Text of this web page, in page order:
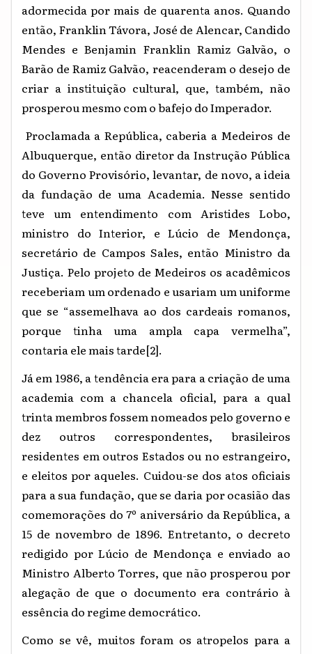
adormecida por mais de quarenta anos. Quando
então, Franklin Távora, José de Alencar, Candido
Mendes e Benjamin Franklin Ramiz Galvão, o
Barão de Ramiz Galvão, reacenderam o desejo de
criar a instituição cultural, que, também, não
prosperou mesmo com o bafejo do Imperador.
Proclamada a República, caberia a Medeiros de
Albuquerque, então diretor da Instrução Pública
do Governo Provisório, levantar, de novo, a ideia
da fundação de uma Academia. Nesse sentido
teve um entendimento com Aristides Lobo,
ministro do Interior, e Lúcio de Mendonça,
secretário de Campos Sales, então Ministro da
Justiça. Pelo projeto de Medeiros os acadêmicos
receberiam um ordenado e usariam um uniforme
que se “assemelhava ao dos cardeais romanos,
porque tinha uma ampla capa vermelha”,
contaria ele mais tarde[2].
Já em 1986, a tendência era para a criação de uma
academia com a chancela oficial, para a qual
trinta membros fossem nomeados pelo governo e
dez outros correspondentes, brasileiros
residentes em outros Estados ou no estrangeiro,
e eleitos por aqueles. Cuidou-se dos atos oficiais
para a sua fundação, que se daria por ocasião das
comemorações do 7º aniversário da República, a
15 de novembro de 1896. Entretanto, o decreto
redigido por Lúcio de Mendonça e enviado ao
Ministro Alberto Torres, que não prosperou por
alegação de que o documento era contrário à
essência do regime democrático.
Como se vê, muitos foram os atropelos para a